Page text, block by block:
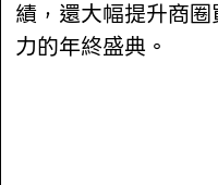
績，還大幅提升商
力的年終盛典。